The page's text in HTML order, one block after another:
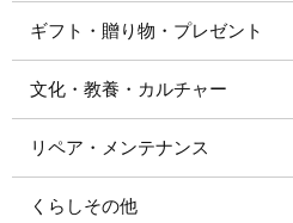
ギフト・贈り物・プレゼント
文化・教養・カルチャー
リペア・メンテナンス
くらしその他